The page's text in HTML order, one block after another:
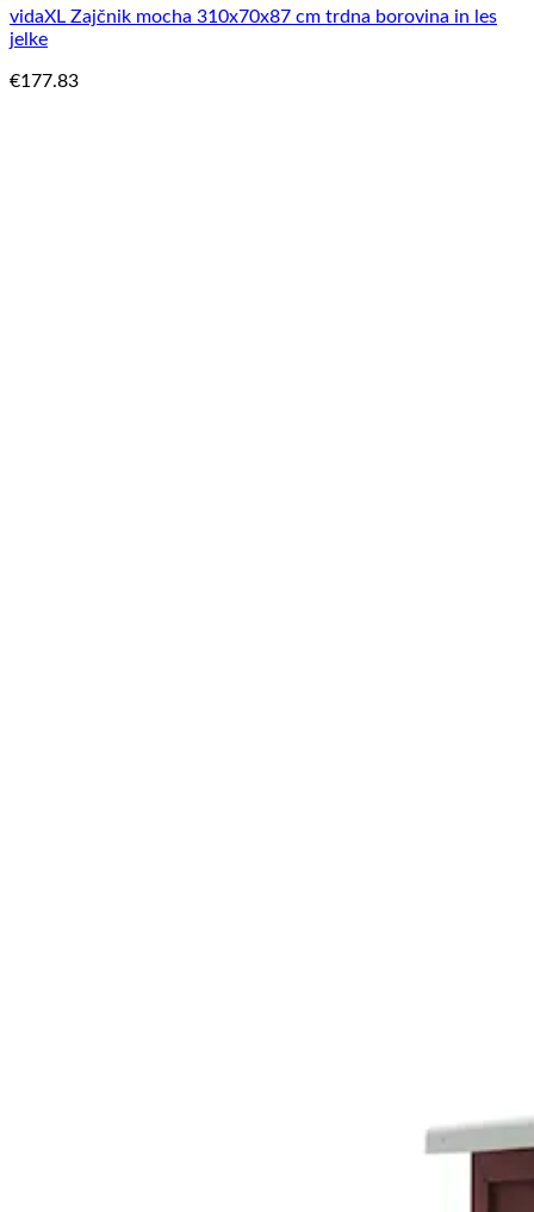
vidaXL Zajčnik mocha 310x70x87 cm trdna borovina in les
jelke
€177.83